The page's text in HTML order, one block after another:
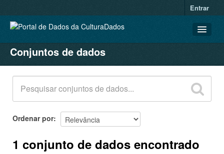
Entrar
CONJUNTOS DE DADOS
ORGANIZAÇÕES
GRUPOS
SOBRE
Conjuntos de dados
Ordenar por
1 conjunto de dados encontrado